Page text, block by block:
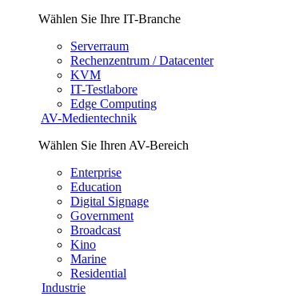
Wählen Sie Ihre IT-Branche
Serverraum
Rechenzentrum / Datacenter
KVM
IT-Testlabore
Edge Computing
AV-Medientechnik
Wählen Sie Ihren AV-Bereich
Enterprise
Education
Digital Signage
Government
Broadcast
Kino
Marine
Residential
Industrie